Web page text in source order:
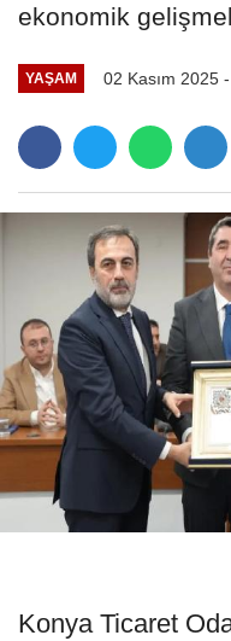
ekonomik
YAŞAM 02 Kasım 2025
Konya Ticaret